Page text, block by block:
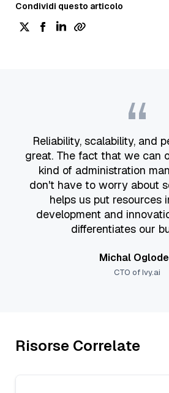
Condividi questo articolo
“
Reliability, scalability, and
great. The fact that we can
kind of administration
don't have to worry about
helps us put resources
development and
differentiates our
Michal
CTO of Ivy.ai
Risorse Correlate